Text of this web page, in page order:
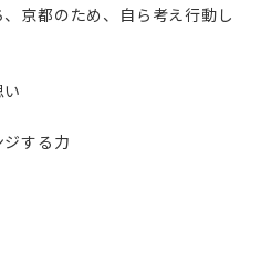
京都のため、自ら考え行動し
する力